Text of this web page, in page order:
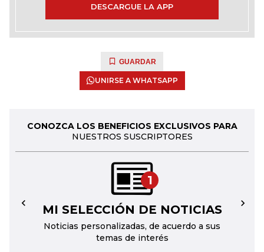
DESCARGUE LA APP
GUARDAR
UNIRSE A WHATSAPP
CONOZCA LOS BENEFICIOS EXCLUSIVOS PARA
NUESTROS SUSCRIPTORES
1
MI SELECCIÓN DE NOTICIAS
Noticias personalizadas, de acuerdo a sus
temas de interés
← →